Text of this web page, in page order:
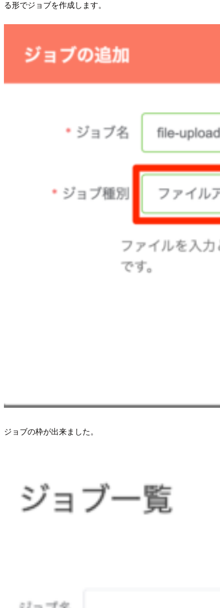
る形でジョブを作成します。
ジョブの枠が出来ました。